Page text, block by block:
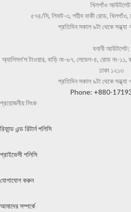
খিলগাঁও
৫৭৪/সি, লিফট-৩, শহীদ বাকী রোড, খিলগাঁও,
প্রতিদিন সকাল ৯টা থেকে সন্ধ্যা
বনানী আউটলেট:
অ্যালিসন'স টাওয়ার, বাড়ি নং-৬৭, লেভেল-৪, রোড নং-১১,
ঢাকা ১২১৩
প্রতিদিন সকাল ৯টা থেকে সন্ধ্যা
Phone: +880-
প্রয়োজনীয় লিংক
রিফান্ড এন্ড রিটার্ন পলিসি
প্রাইভেসী পলিসি
যোগাযোগ করুন
আমাদের সম্পর্কে